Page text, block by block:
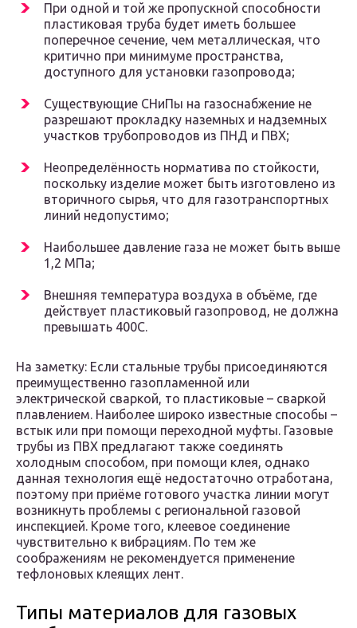
При одной и той же пропускной способности
пластиковая труба будет иметь большее
поперечное сечение, чем металлическая, что
критично при минимуме пространства,
доступного для установки газопровода;
Существующие СНиПы на газоснабжение не
разрешают прокладку наземных и надземных
участков трубопроводов из ПНД и ПВХ;
Неопределённость норматива по стойкости,
поскольку изделие может быть изготовлено из
вторичного сырья, что для газотранспортных
линий недопустимо;
Наибольшее давление газа не может быть выше
1,2 МПа;
Внешняя температура воздуха в объёме, где
действует пластиковый газопровод, не должна
превышать 400С.
На заметку: Если стальные трубы присоединяются
преимущественно газопламенной или
электрической сваркой, то пластиковые – сваркой
плавлением. Наиболее широко известные способы –
встык или при помощи переходной муфты. Газовые
трубы из ПВХ предлагают также соединять
холодным способом, при помощи клея, однако
данная технология ещё недостаточно отработана,
поэтому при приёме готового участка линии могут
возникнуть проблемы с региональной газовой
инспекцией. Кроме того, клеевое соединение
чувствительно к вибрациям. По тем же
соображениям не рекомендуется применение
тефлоновых клеящих лент.
Типы материалов для газовых